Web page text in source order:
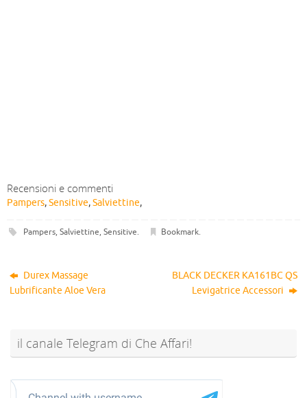
Recensioni e commenti
Pampers,Sensitive,Salviettine,
Pampers, Salviettine, Sensitive. Bookmark.
Durex Massage
Lubrificante Aloe Vera
BLACK DECKER KA161BC QS
Levigatrice Accessori
il canale Telegram di Che Affari!